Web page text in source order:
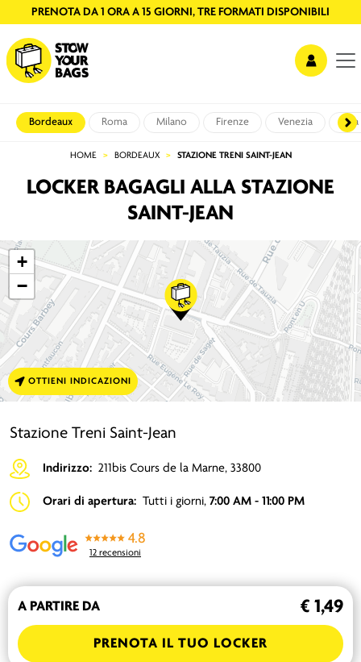
PRENOTA DA 1 ORA A 15 GIORNI, TRE FORMATI DISPONIBILI
Bordeaux Roma Milano Firenze Venezia Pisa
HOME BORDEAUX STAZIONE TRENI SAINT-JEAN
LOCKER BAGAGLI ALLA STAZIONE
SAINT-JEAN
+
−
OTTIENI INDICAZIONI
Stazione Treni Saint-Jean
Indirizzo: 211bis Cours de la Marne, 33800
Orari di apertura: Tutti i giorni, 7:00 AM - 11:00 PM
4.8
12 recensioni
A PARTIRE DA € 1,49
PRENOTA IL TUO LOCKER